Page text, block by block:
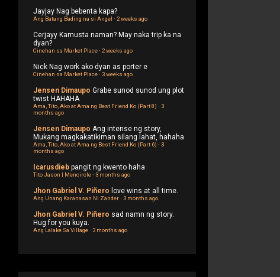
Jayjay Nag bebenta kapa?
Ang Batang Bading na si Angel · 2 weeks ago
Cerjayy Kamusta naman? May naka trip ka na
dyan?
Cinehan sa Market Place· 2 weeks ago
Nick Nag work ako dyan as porter e
Cinehan sa Market Place· 3 weeks ago
Jensen Dimaupo Grabe sunod sunod ung plot
twist HAHAHA
Ama, Tito, Ako at Ama ng Best Friend Ko (Part 8) · 3
months ago
Jensen Dimaupo Ang intense ng story,
Mukang magkakatikiman silang lahat, hahaha
Ama, Tito, Ako at Ama ng Best Friend Ko (Part 6) · 3
months ago
Icarusdieb pangit ng kwento haha
Tito Jason | Mencircle· 3 months ago
Jhon Gabriel V. Piñero love wins at all time.
Ang Unang Karanasan Ni Zander· 3 months ago
Jhon Gabriel V. Piñero sad namn ng story.
Hug for you kuya.
Ang Lalake Sa Village· 3 months ago